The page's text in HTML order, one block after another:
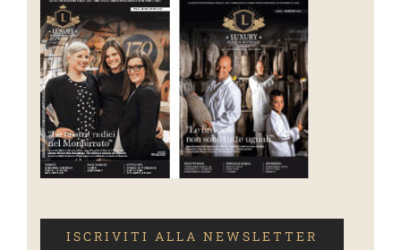
ISCRIVITI ALLA NEWSLETTER